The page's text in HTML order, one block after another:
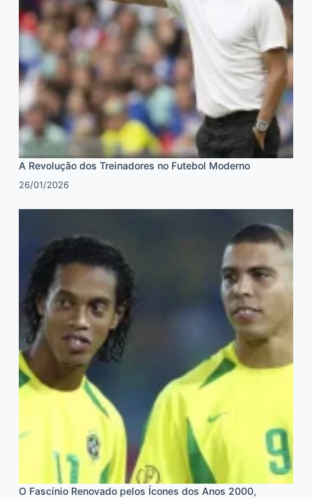
A Revolução dos Treinadores no Futebol Moderno
26/01/2026
O Fascínio Renovado pelos Ícones dos Anos 2000,